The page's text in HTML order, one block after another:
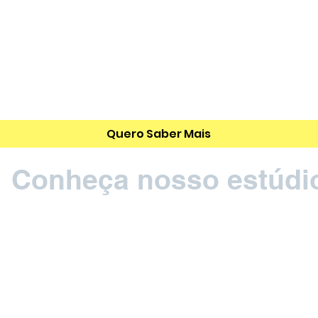
Quero Saber Mais
Conheça nosso